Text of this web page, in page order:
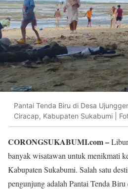
Pantai Tenda Biru di Desa
Ciracap, Kabupaten Sukabumi |
CORONGSUKABUMI.com –
banyak wisatawan untuk menikmati
Kabupaten Sukabumi. Salah satu
pengunjung adalah Pantai Tenda